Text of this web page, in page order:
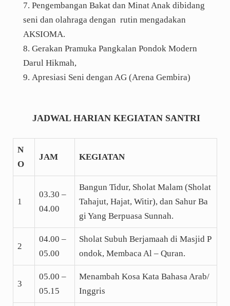
Pengembangan Bakat dan Minat Anak dibidang
seni dan olahraga dengan rutin mengadakan
AKSIOMA.
Gerakan Pramuka Pangkalan Pondok Modern
Darul Hikmah,
Apresiasi Seni dengan AG (Arena Gembira)
JADWAL HARIAN KEGIATAN SANTRI
N
O
JAM KEGIATAN
1
03.30 –
04.00
Bangun Tidur, Sholat Malam (Sholat
Tahajut, Hajat, Witir), dan Sahur Ba
gi Yang Berpuasa Sunnah.
2
04.00 –
05.00
Sholat Subuh Berjamaah di Masjid P
ondok, Membaca Al – Quran.
3
05.00 –
05.15
Menambah Kosa Kata Bahasa Arab/
Inggris